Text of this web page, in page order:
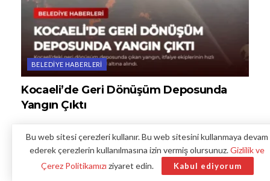
BELEDIYE HABERLERI
Kocaeli’de Geri Dönüşüm Deposunda
Yangın Çıktı
Bu web sitesi çerezleri kullanır. Bu web sitesini kullanmaya devam
ederek çerezlerin kullanılmasına izin vermiş olursunuz.Gizlilik ve
Çerez Politikamızı ziyaret edin. Kabul ediyorum